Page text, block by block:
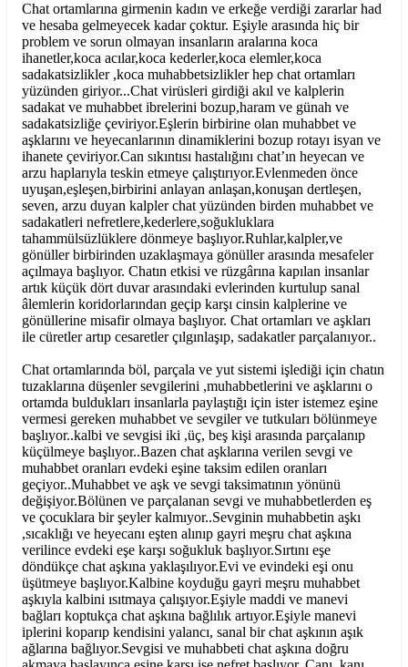
Chat ortamlarına girmenin kadın ve erkeğe verdiği zararlar had
ve hesaba gelmeyecek kadar çoktur. Eşiyle arasında hiç bir
problem ve sorun olmayan insanların aralarına koca
ihanetler,koca acılar,koca kederler,koca elemler,koca
sadakatsizlikler ,koca muhabbetsizlikler hep chat ortamları
yüzünden giriyor...Chat virüsleri girdiği akıl ve kalplerin
sadakat ve muhabbet ibrelerini bozup,haram ve günah ve
sadakatsizliğe çeviriyor.Eşlerin birbirine olan muhabbet ve
aşklarını ve heyecanlarının dinamiklerini bozup rotayı isyan ve
ihanete çeviriyor.Can sıkıntısı hastalığını chat’ın heyecan ve
arzu haplarıyla teskin etmeye çalıştırıyor.Evlenmeden önce
uyuşan,eşleşen,birbirini anlayan anlaşan,konuşan dertleşen,
seven, arzu duyan kalpler chat yüzünden birden muhabbet ve
sadakatleri nefretlere,kederlere,soğukluklara
tahammülsüzlüklere dönmeye başlıyor.Ruhlar,kalpler,ve
gönüller birbirinden uzaklaşmaya gönüller arasında mesafeler
açılmaya başlıyor. Chatın etkisi ve rüzgârına kapılan insanlar
artık küçük dört duvar arasındaki evlerinden kurtulup sanal
âlemlerin koridorlarından geçip karşı cinsin kalplerine ve
gönüllerine misafir olmaya başlıyor. Chat ortamları ve aşkları
ile cüretler artıp cesaretler çılgınlaşıp, sadakatler parçalanıyor..
Chat ortamlarında böl, parçala ve yut sistemi işlediği için chatın
tuzaklarına düşenler sevgilerini ,muhabbetlerini ve aşklarını o
ortamda buldukları insanlarla paylaştığı için ister istemez eşine
vermesi gereken muhabbet ve sevgiler ve tutkuları bölünmeye
başlıyor..kalbi ve sevgisi iki ,üç, beş kişi arasında parçalanıp
küçülmeye başlıyor..Bazen chat aşklarına verilen sevgi ve
muhabbet oranları evdeki eşine taksim edilen oranları
geçiyor..Muhabbet ve aşk ve sevgi taksimatının yönünü
değişiyor.Bölünen ve parçalanan sevgi ve muhabbetlerden eş
ve çocuklara bir şeyler kalmıyor..Sevginin muhabbetin aşkı
,sıcaklığı ve heyecanı eşten alınıp gayri meşru chat aşkına
verilince evdeki eşe karşı soğukluk başlıyor.Sırtını eşe
döndükçe chat aşkına yaklaşılıyor.Evi ve evindeki eşi onu
üşütmeye başlıyor.Kalbine koyduğu gayri meşru muhabbet
aşkıyla kalbini ısıtmaya çalışıyor.Eşiyle maddi ve manevi
bağları koptukça chat aşkına bağlılık artıyor.Eşiyle manevi
iplerini koparıp kendisini yalancı, sanal bir chat aşkının aşık
ağlarına bağlıyor.Sevgisi ve muhabbeti chat aşkına doğru